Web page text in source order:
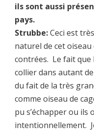
ils sont aussi
pays.
Strubbe:Ceci est
naturel de cet
contrées. Le fait que
collier dans autant
du fait de la très
comme oiseau de
pu s’échapper ou ils
intentionnellement.